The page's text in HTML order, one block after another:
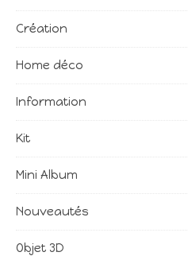
Création
Home déco
Information
Kit
Mini Album
Nouveautés
Objet 3D